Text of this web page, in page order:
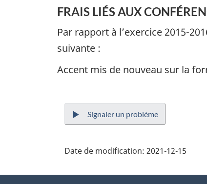
FRAIS LIÉS AUX
Par rapport à l’exercice 2015-
suivante :
Accent mis de nouveau sur la
Signaler un problème
Date de modification: 2021-12-15